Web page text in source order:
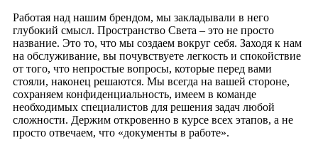
Работая над нашим брендом, мы закладывали в него
глубокий смысл. Пространство Света – это не просто
название. Это то, что мы создаем вокруг себя. Заходя к нам
на обслуживание, вы почувствуете легкость и спокойствие
от того, что непростые вопросы, которые перед вами
стояли, наконец решаются. Мы всегда на вашей стороне,
сохраняем конфиденциальность, имеем в команде
необходимых специалистов для решения задач любой
сложности. Держим откровенно в курсе всех этапов, а не
просто отвечаем, что «документы в работе».